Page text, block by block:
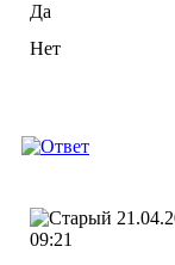
Да
Нет
09:21